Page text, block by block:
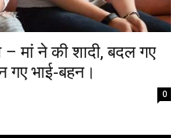
– मां ने की शादी, बदल गए
गए भाई-बहन।
0